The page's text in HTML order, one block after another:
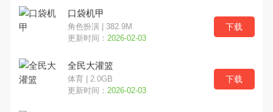
奥特曼 竞技对战
口袋机甲
角色扮演 | 382.9M
更新时间： 2026-02-03
下载
全民大灌篮
体育 | 2.0GB
更新时间： 2026-02-03
下载